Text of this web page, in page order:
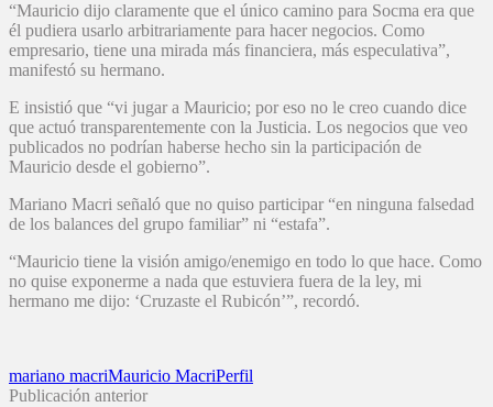
“Mauricio dijo claramente que el único camino para Socma era que
él pudiera usarlo arbitrariamente para hacer negocios. Como
empresario, tiene una mirada más financiera, más especulativa”,
manifestó su hermano.
E insistió que “vi jugar a Mauricio; por eso no le creo cuando dice
que actuó transparentemente con la Justicia. Los negocios que veo
publicados no podrían haberse hecho sin la participación de
Mauricio desde el gobierno”.
Mariano Macri señaló que no quiso participar “en ninguna falsedad
de los balances del grupo familiar” ni “estafa”.
“Mauricio tiene la visión amigo/enemigo en todo lo que hace. Como
no quise exponerme a nada que estuviera fuera de la ley, mi
hermano me dijo: ‘Cruzaste el Rubicón’”, recordó.
mariano macriMauricio MacriPerfil
Publicación anterior